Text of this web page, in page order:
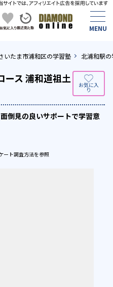
いたま市浦和区の学習塾 北浦和駅
ース 浦和道祖土
倒見の良いサポートで学習意
ート調査方法を参照